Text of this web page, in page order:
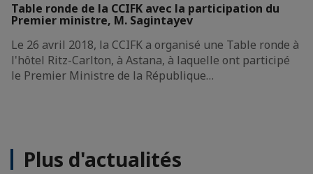
Table ronde de la CCIFK avec la participation du
Premier ministre, M. Sagintayev
Le 26 avril 2018, la CCIFK a organisé une Table ronde à
l'hôtel Ritz-Carlton, à Astana, à laquelle ont participé
le Premier Ministre de la République…
Plus d'actualités